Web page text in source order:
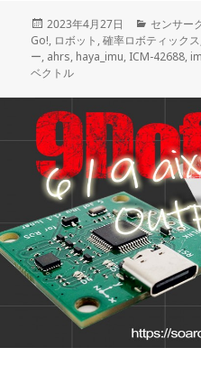
投
稿
日:
2023年4月27日
カ
テ
ゴ
センサー
Go!, ロボット ,確率ロボティックス
ー, ahrs, haya_imu, ICM-42688,
ベクトル